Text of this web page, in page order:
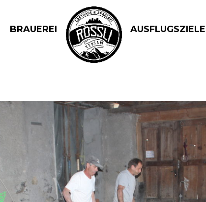
BRAUEREI AUSFLUGSZIELE